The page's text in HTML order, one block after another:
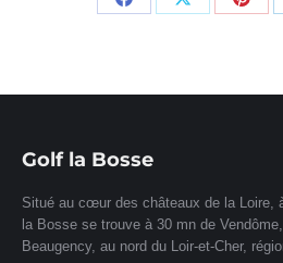
PartagerPartager
Golf la Bosse
Situé au cœur des châteaux de la Loire,
la Bosse se trouve à 30 mn de
Beaugency, au nord du Loir-et-Cher,